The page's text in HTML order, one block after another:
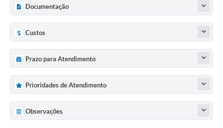
Ouvidoria
Audiências Públicas
Arquivos para Download
Carta de Serviços
Notícias
FAQ
Documentação
Custos
Prazo para Atendimento
Prioridades de Atendimento
Observações